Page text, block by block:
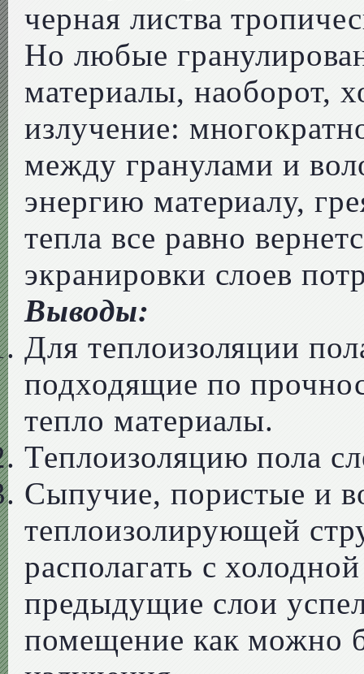
черная листва
Но любые
материалы, наоборот,
излучение:
между гранулами и
энергию материалу,
тепла все равно
экранировки слоев
Выводы:
Для теплоизоляции
подходящие по
тепло материалы.
Теплоизоляцию пола
Сыпучие, пористые и
теплоизолирующей
располагать с
предыдущие слои
помещение как можно